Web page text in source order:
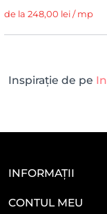
de la 248,00 lei / mp
Inspirație de pe
INFORMAȚII
CONTUL MEU